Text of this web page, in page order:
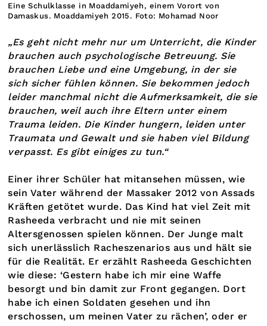
Eine Schulklasse in Moaddamiyeh, einem Vorort von
Damaskus. Moaddamiyeh 2015. Foto: Mohamad Noor
„Es geht nicht mehr nur um Unterricht, die Kinder
brauchen auch psychologische Betreuung. Sie
brauchen Liebe und eine Umgebung, in der sie
sich sicher fühlen können. Sie bekommen jedoch
leider manchmal nicht die Aufmerksamkeit, die sie
brauchen, weil auch ihre Eltern unter einem
Trauma leiden. Die Kinder hungern, leiden unter
Traumata und Gewalt und sie haben viel Bildung
verpasst. Es gibt einiges zu tun.“
Einer ihrer Schüler hat mitansehen müssen, wie
sein Vater während der Massaker 2012 von Assads
Kräften getötet wurde. Das Kind hat viel Zeit mit
Rasheeda verbracht und nie mit seinen
Altersgenossen spielen können. Der Junge malt
sich unerlässlich Racheszenarios aus und hält sie
für die Realität. Er erzählt Rasheeda Geschichten
wie diese: ‘Gestern habe ich mir eine Waffe
besorgt und bin damit zur Front gegangen. Dort
habe ich einen Soldaten gesehen und ihn
erschossen, um meinen Vater zu rächen’, oder er